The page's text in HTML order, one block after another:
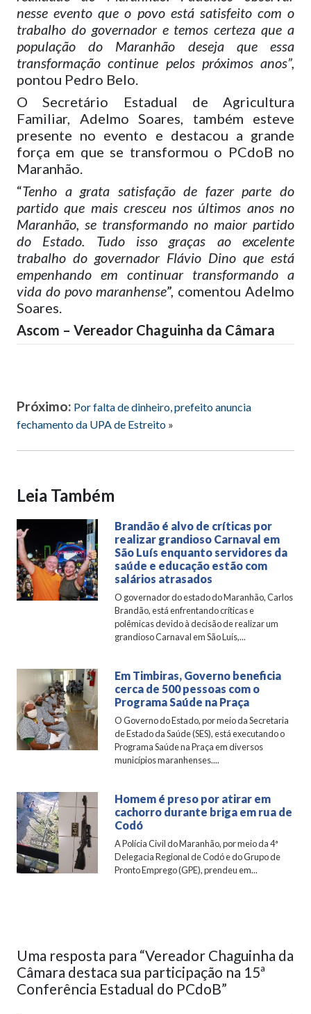
nesse evento que o povo está satisfeito com o
trabalho do governador e temos certeza que a
população do Maranhão deseja que essa
transformação continue pelos próximos anos”,
pontou Pedro Belo.
O Secretário Estadual de Agricultura
Familiar, Adelmo Soares, também esteve
presente no evento e destacou a grande
força em que se transformou o PCdoB no
Maranhão.
“Tenho a grata satisfação de fazer parte do
partido que mais cresceu nos últimos anos no
Maranhão, se transformando no maior partido
do Estado. Tudo isso graças ao excelente
trabalho do governador Flávio Dino que está
empenhando em continuar transformando a
vida do povo maranhense”, comentou Adelmo
Soares.
Ascom – Vereador Chaguinha da Câmara
Próximo: Por falta de dinheiro, prefeito anuncia
fechamento da UPA de Estreito »
Leia Também
Brandão é alvo de críticas por
realizar grandioso Carnaval em
São Luís enquanto servidores da
saúde e educação estão com
salários atrasados
O governador do estado do Maranhão, Carlos
Brandão, está enfrentando críticas e
polêmicas devido à decisão de realizar um
grandioso Carnaval em São Luís,...
Em Timbiras, Governo beneficia
cerca de 500 pessoas com o
Programa Saúde na Praça
O Governo do Estado, por meio da Secretaria
de Estado da Saúde (SES), está executando o
Programa Saúde na Praça em diversos
municípios maranhenses....
Homem é preso por atirar em
cachorro durante briga em rua de
Codó
A Polícia Civil do Maranhão, por meio da 4ª
Delegacia Regional de Codó e do Grupo de
Pronto Emprego (GPE), prendeu em...
Uma resposta para “Vereador Chaguinha da
Câmara destaca sua participação na 15ª
Conferência Estadual do PCdoB”